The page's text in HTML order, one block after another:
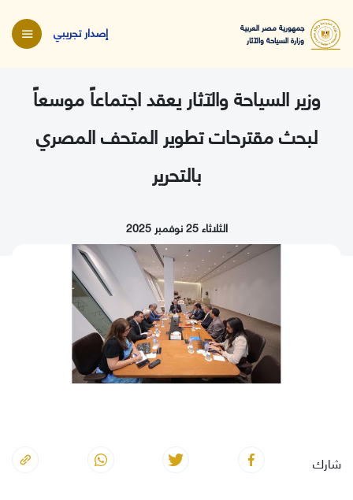
جمهورية مصر العربية
وزارة السياحة والآثار
إصدار تجريبي
وزير السياحة والآثار يعقد اجتماعاً موسعاً
لبحث مقترحات تطوير المتحف المصري
بالتحرير
الثلاثاء 25 نوفمبر 2025
شارك